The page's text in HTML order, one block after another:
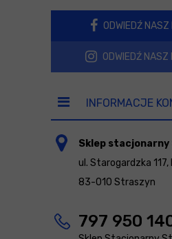
ODWIEDŹ NASZ
ODWIEDŹ NASZ
INFORMACJE
Sklep
ul. Starogardzka 117,
83-010 Straszyn
797 950